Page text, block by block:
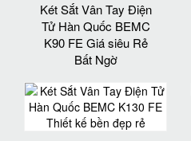
Két Sắt Vân Tay Điện
Tử Hàn Quốc BEMC
K90 FE Giá siêu Rẻ
Bất Ngờ